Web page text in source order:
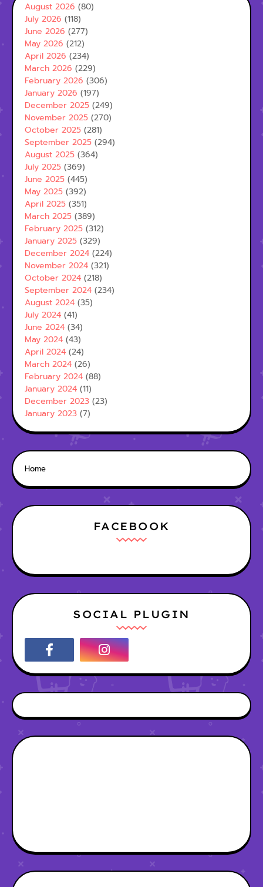
August 2026 (80)
July 2026 (118)
June 2026 (277)
May 2026 (212)
April 2026 (234)
March 2026 (229)
February 2026 (306)
January 2026 (197)
December 2025 (249)
November 2025 (270)
October 2025 (281)
September 2025 (294)
August 2025 (364)
July 2025 (369)
June 2025 (445)
May 2025 (392)
April 2025 (351)
March 2025 (389)
February 2025 (312)
January 2025 (329)
December 2024 (224)
November 2024 (321)
October 2024 (218)
September 2024 (234)
August 2024 (35)
July 2024 (41)
June 2024 (34)
May 2024 (43)
April 2024 (24)
March 2024 (26)
February 2024 (88)
January 2024 (11)
December 2023 (23)
January 2023 (7)
Home
FACEBOOK
SOCIAL PLUGIN